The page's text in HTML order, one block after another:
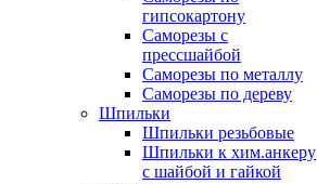
гипсокартону
Саморезы с
прессшайбой
Саморезы по металлу
Саморезы по дереву
Шпильки
Шпильки резьбовые
Шпильки к хим.анкеру
с шайбой и гайкой